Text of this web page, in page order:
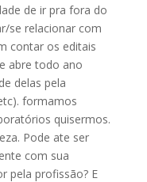
de ir pra fora do
se relacionar com
contar os editais
abre todo ano
delas pela
formamos
quisermos.
Pode ate ser
com sua
pela profissão? E